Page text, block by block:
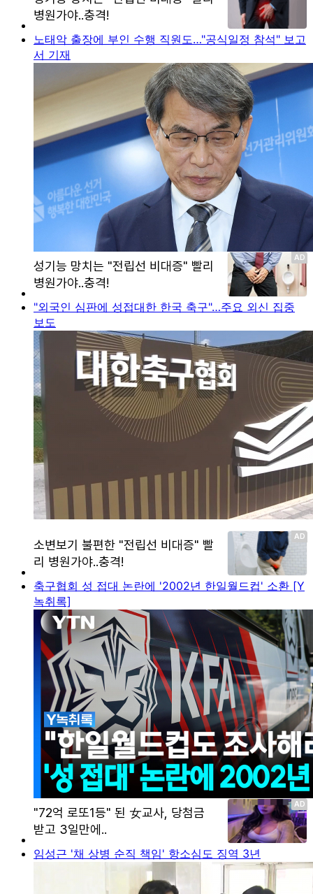
노태악 출장에 부인 수행 직원도…"공식일정 참석" 보고
서 기재
"외국인 심판에 성접대한 한국 축구"…주요 외신 집중
보도
축구협회 성 접대 논란에 '2002년 한일월드컵' 소환 [Y
녹취록]
임성근 '채 상병 순직 책임' 항소심도 징역 3년